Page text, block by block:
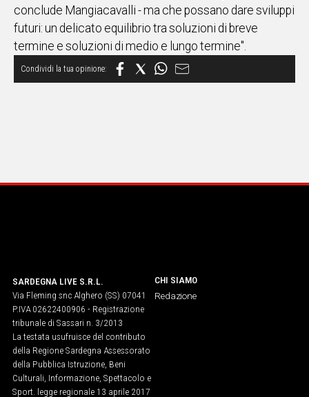
conclude Mangiacavalli - ma che possano dare sviluppi
futuri: un delicato equilibrio tra soluzioni di breve
termine e soluzioni di medio e lungo termine".
SARDEGNA LIVE S.R.L.
Via Fleming snc Alghero (SS) 07041
P.IVA 02622400906 - Registrazione
tribunale di Sassari n. 3/2013
La testata usufruisce del contributo
della Regione Sardegna Assessorato
della Pubblica Istruzione, Beni
Culturali, Informazione, Spettacolo e
Sport. legge regionale 13 aprile 2017
CHI SIAMO
Redazione